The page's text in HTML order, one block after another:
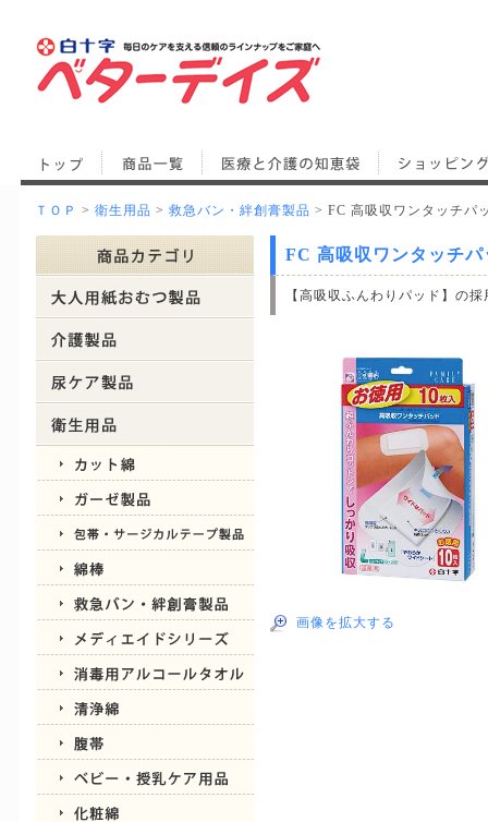
ＴＯＰ >衛生用品 >救急バン・絆創膏製品 > FC 高吸収ワンタッチパ
FC 高吸収ワンタッチ
【高吸収ふんわりパッド】の
画像を拡大する